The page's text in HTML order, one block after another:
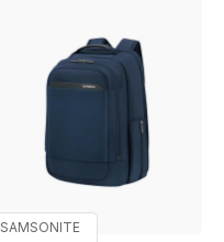
SAMSONITE